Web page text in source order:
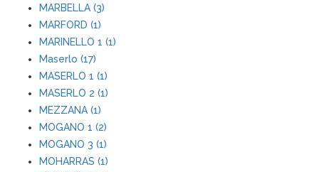
MARBELLA (3)
MARFORD (1)
MARINELLO 1 (1)
Maserlo (17)
MASERLO 1 (1)
MASERLO 2 (1)
MEZZANA (1)
MOGANO 1 (2)
MOGANO 3 (1)
MOHARRAS (1)